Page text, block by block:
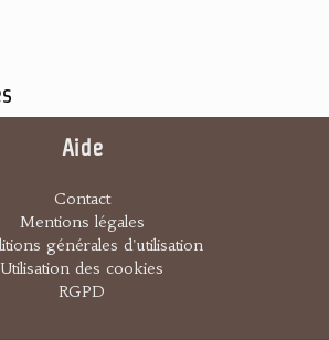
Aide
Contact
Mentions légales
générales d'utilisation
Utilisation des cookies
RGPD